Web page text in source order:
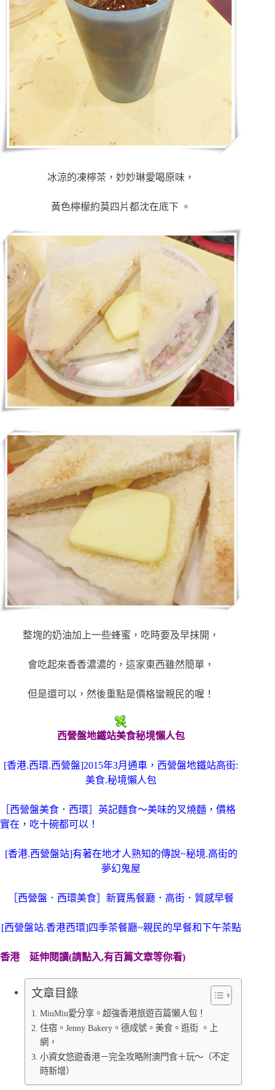
冰涼的凍檸茶，妙妙琳愛喝原味，
黃色檸檬約莫四片都沈在底下 。
整塊的奶油加上一些蜂蜜，吃時要及早抹開，
會吃起來香香濃濃的，這家東西雖然簡單，
但是還可以，然後重點是價格蠻親民的喔！
西營盤地鐵站美食秘境懶人包
[香港.西環.西營盤]2015年3月通車，西營盤地鐵站高街:
美食.秘境懶人包
［西營盤美食．西環］英記麵食～美味的叉燒麵，價格
實在，吃十碗都可以！
[香港.西營盤站]有著在地才人熟知的傳說~秘境.高街的
夢幻鬼屋
［西營盤．西環美食］新寶馬餐廳．高街．質感早餐
[西營盤站.香港西環]四季茶餐廳~親民的早餐和下午茶點
香港 延伸閱讀(請點入,有百篇文章等你看)
文章目錄
MiuMiu愛分享。超強香港旅遊百篇懶人包！
住宿。Jenny Bakery。德成號。美食。逛街 。上
網，
小資女悠遊香港－完全攻略附澳門食＋玩～（不定
時新增）